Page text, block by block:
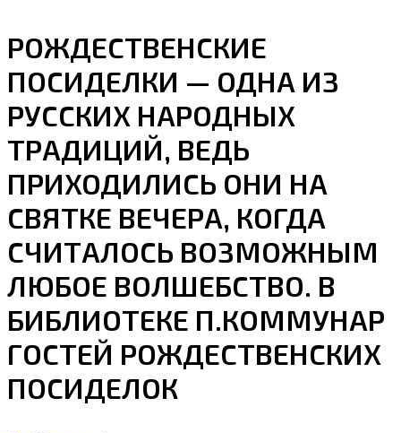
РОЖДЕСТВЕНСКИЕ
ПОСИДЕЛКИ — ОДНА ИЗ
РУССКИХ НАРОДНЫХ
ТРАДИЦИЙ, ВЕДЬ
ПРИХОДИЛИСЬ ОНИ НА
СВЯТКЕ ВЕЧЕРА, КОГДА
СЧИТАЛОСЬ ВОЗМОЖНЫМ
ЛЮБОЕ ВОЛШЕБСТВО. В
БИБЛИОТЕКЕ П.КОММУНАР
ГОСТЕЙ РОЖДЕСТВЕНСКИХ
ПОСИДЕЛОК